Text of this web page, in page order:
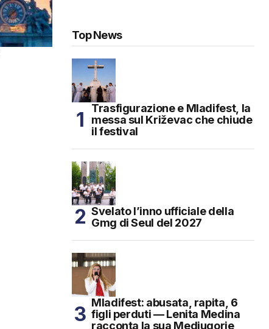
Top News
Trasfigurazione e Mladifest, la
messa sul Križevac che chiude
il festival
Svelato l’inno ufficiale della
Gmg di Seul del 2027
Mladifest: abusata, rapita, 6
figli perduti — Lenita Medina
racconta la sua Medjugorje